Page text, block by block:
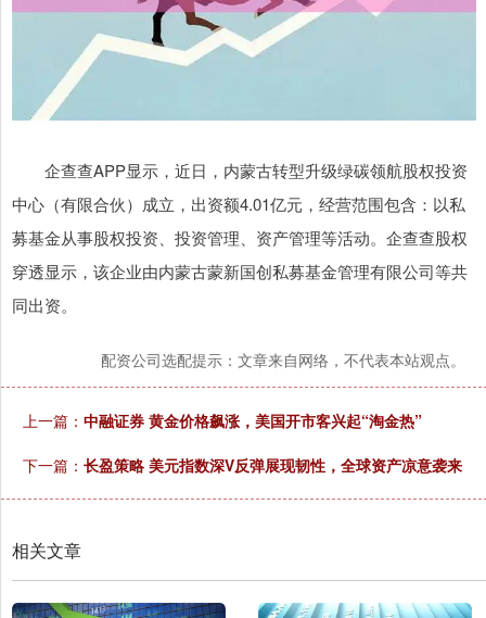
企查查APP显示，近日，内蒙古转型升级绿碳领航股权投资
中心（有限合伙）成立，出资额4.01亿元，经营范围包含：以私
募基金从事股权投资、投资管理、资产管理等活动。企查查股权
穿透显示，该企业由内蒙古蒙新国创私募基金管理有限公司等共
同出资。
配资公司选配提示：文章来自网络，不代表本站观点。
上一篇： 中融证券 黄金价格飙涨，美国开市客兴起“淘金热”
下一篇： 长盈策略 美元指数深V反弹展现韧性，全球资产凉意袭来
相关文章